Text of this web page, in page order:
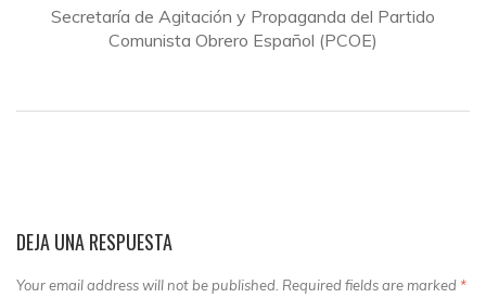
Secretaría de Agitación y Propaganda del Partido
Comunista Obrero Español (PCOE)
DEJA UNA RESPUESTA
Your email address will not be published. Required fields are marked *